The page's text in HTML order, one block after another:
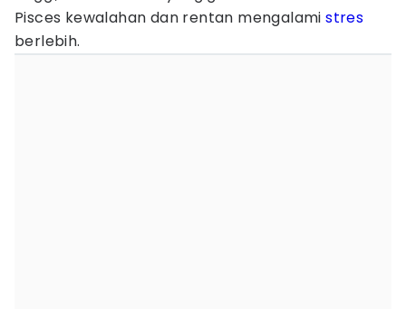
Pisces kewalahan dan rentan mengalamistres
berlebih.